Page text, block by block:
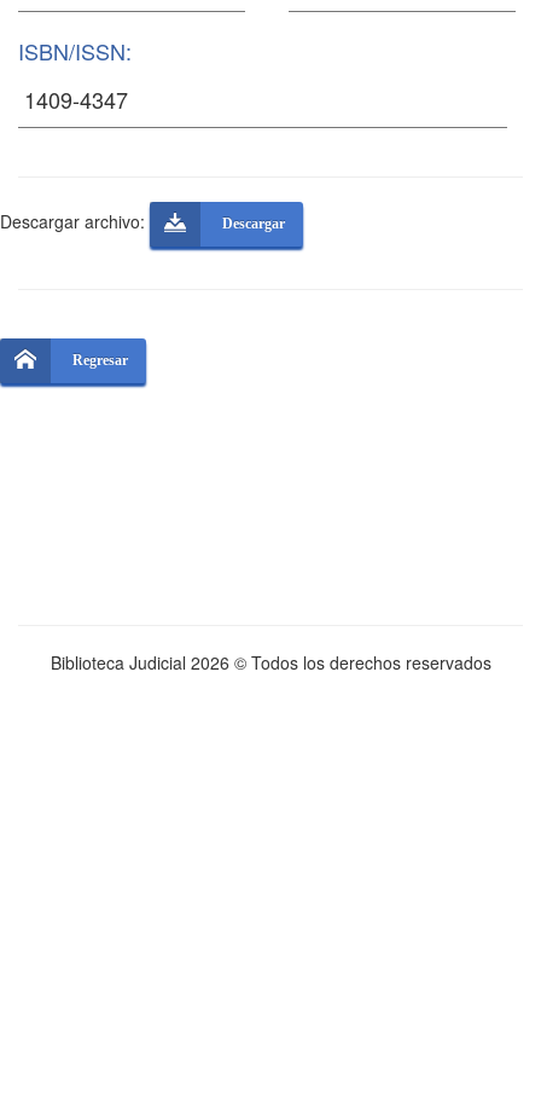
ISBN/ISSN:
Descargar archivo: Descargar
Regresar
Biblioteca Judicial 2026 © Todos los derechos reservados